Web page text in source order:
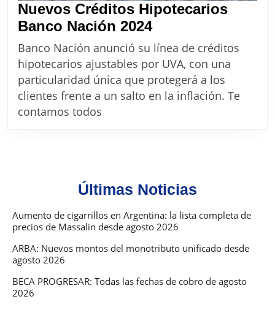
Nuevos Créditos Hipotecarios
Banco Nación 2024Nuevos
Créditos
Hipotecarios
Banco
Nación
Banco Nación anunció su línea de créditos
hipotecarios ajustables por UVA, con una
particularidad única que protegerá a los
clientes frente a un salto en la inflación. Te
contamos todos
Últimas Noticias
Aumento de cigarrillos en Argentina: la lista completa de
precios de Massalin desde agosto 2026
ARBA: Nuevos montos del monotributo unificado desde
agosto 2026
BECA PROGRESAR: Todas las fechas de cobro de agosto
2026